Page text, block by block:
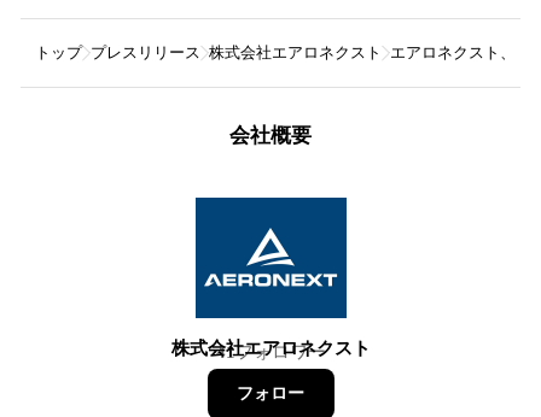
トップ プレスリリース 株式会社エアロネクスト エアロネクスト、小
会社概要
株式会社エアロネクスト
41フォロワー
フォロー